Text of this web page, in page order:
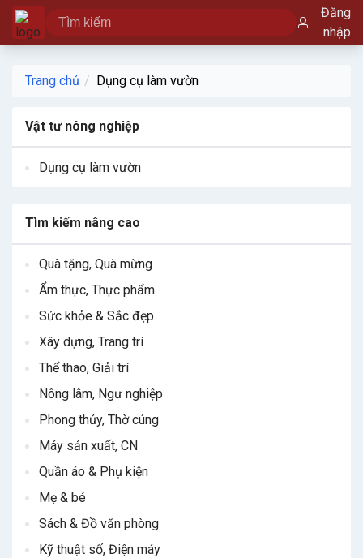
Đăng
nhập
Trang chủ Dụng cụ làm vườn
Vật tư nông nghiệp
Dụng cụ làm vườn
Tìm kiếm nâng cao
Quà tặng, Quà mừng
Ẩm thực, Thực phẩm
Sức khỏe & Sắc đẹp
Xây dựng, Trang trí
Thể thao, Giải trí
Nông lâm, Ngư nghiệp
Phong thủy, Thờ cúng
Máy sản xuất, CN
Quần áo & Phụ kiện
Mẹ & bé
Sách & Đồ văn phòng
Kỹ thuật số, Điện máy